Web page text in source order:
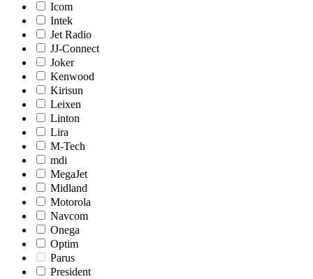
Icom
Intek
Jet Radio
JJ-Connect
Joker
Kenwood
Kirisun
Leixen
Linton
Lira
M-Tech
mdi
MegaJet
Midland
Motorola
Navcom
Onega
Optim
Parus
President